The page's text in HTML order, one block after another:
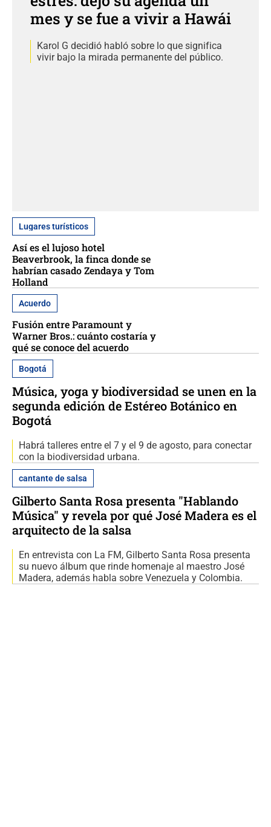
mes y se fue a vivir a Hawái
Karol G decidió habló sobre lo que significa
vivir bajo la mirada permanente del público.
Lugares turísticos
Así es el lujoso hotel
Beaverbrook, la finca donde se
habrían casado Zendaya y Tom
Holland
Acuerdo
Fusión entre Paramount y
Warner Bros.: cuánto costaría y
qué se conoce del acuerdo
Bogotá
Música, yoga y biodiversidad se unen en la
segunda edición de Estéreo Botánico en
Bogotá
Habrá talleres entre el 7 y el 9 de agosto, para conectar
con la biodiversidad urbana.
cantante de salsa
Gilberto Santa Rosa presenta "Hablando
Música" y revela por qué José Madera es el
arquitecto de la salsa
En entrevista con La FM, Gilberto Santa Rosa presenta
su nuevo álbum que rinde homenaje al maestro José
Madera, además habla sobre Venezuela y Colombia.